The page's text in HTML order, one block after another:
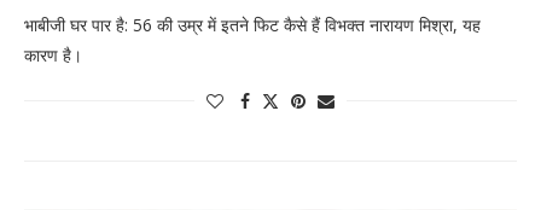
भाबीजी घर पार है: 56 की उम्र में इतने फिट कैसे हैं विभक्त नारायण मिश्रा, यह
कारण है।